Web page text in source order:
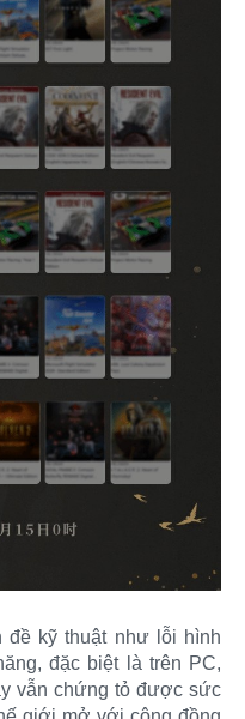
đề kỹ thuật như lỗi hình
đặc biệt là trên PC,
vẫn chứng tỏ được sức